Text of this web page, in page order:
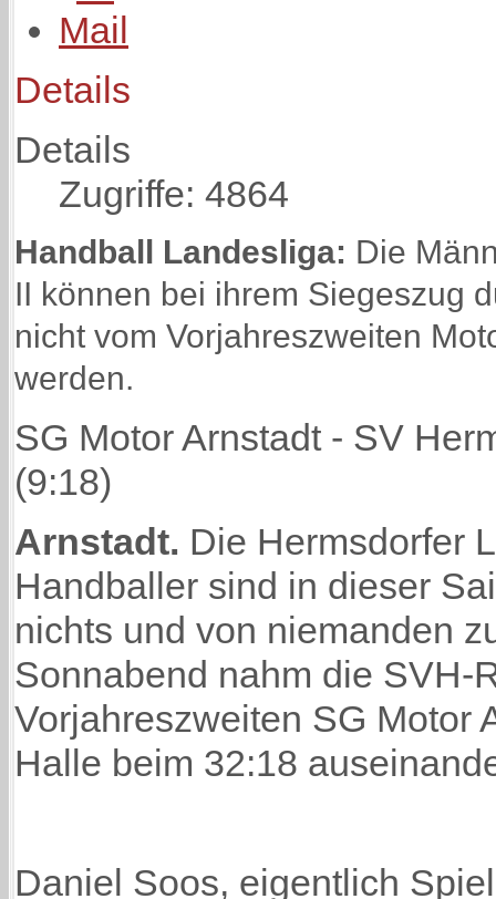
Details
Details
Zugriffe: 4864
Handball Landesliga: Die
II können bei ihrem Siegeszug
nicht vom Vorjahreszweiten
werden.
SG Motor Arnstadt - SV
(9:18)
Arnstadt. Die Hermsdorfer
Handballer sind in dieser
nichts und von niemanden
Sonnabend nahm die SVH-
Vorjahreszweiten SG Motor
Halle beim 32:18
Daniel Soos, eigentlich